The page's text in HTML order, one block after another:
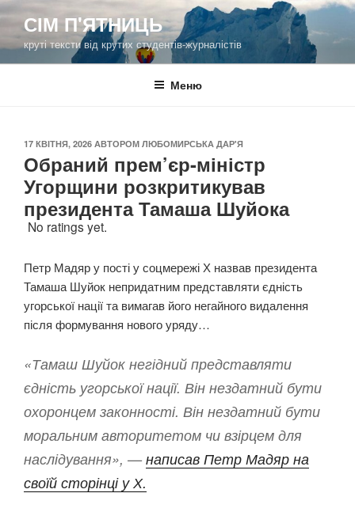
Перейти
вмісту
СІМ П'ЯТНИЦЬ
круті тексти від крутих студентів-журналістів
Меню
ОПУБЛІКОВАНО
17 КВІТНЯ, 2026 АВТОРОМ ЛЮБОМИРСЬКА ДАР'Я
Обраний прем’єр-міністр
Угорщини розкритикував
президента Тамаша Шуйока
No ratings yet.
Петр Мадяр у пості у соцмережі Х назвав президента
Тамаша Шуйок непридатним представляти єдність
угорської нації та вимагав його негайного видалення
після формування нового уряду…
«Тамаш Шуйок негідний представляти
єдність угорської нації. Він нездатний бути
охоронцем законності. Він нездатний бути
моральним авторитетом чи взірцем для
наслідування», —написав Петр Мадяр на
своїй сторінці у Х.